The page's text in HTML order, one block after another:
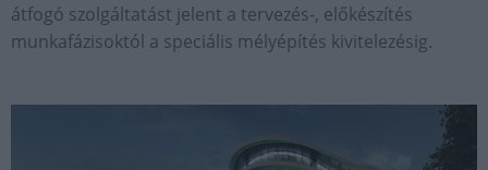
átfogó szolgáltatást jelent a tervezés-, előkészítés
munkafázisoktól a speciális mélyépítés kivitelezésig.